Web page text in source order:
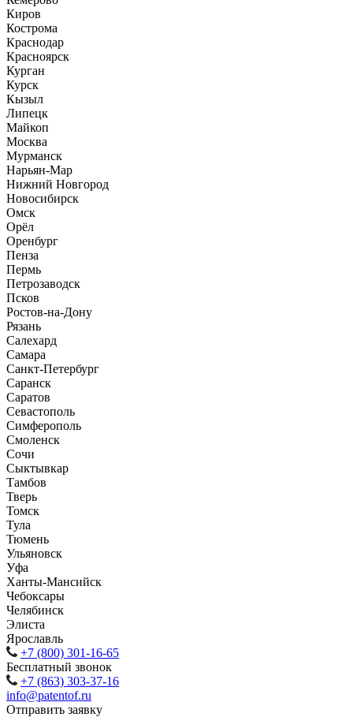
Киров
Кострома
Краснодар
Красноярск
Курган
Курск
Кызыл
Липецк
Майкоп
Москва
Мурманск
Нарьян-Мар
Нижний Новгород
Новосибирск
Омск
Орёл
Оренбург
Пенза
Пермь
Петрозаводск
Псков
Ростов-на-Дону
Рязань
Салехард
Самара
Санкт-Петербург
Саранск
Саратов
Севастополь
Симферополь
Смоленск
Сочи
Сыктывкар
Тамбов
Тверь
Томск
Тула
Тюмень
Ульяновск
Уфа
Ханты-Мансийск
Чебоксары
Челябинск
Элиста
Ярославль
+7 (800) 301-16-65
Бесплатный звонок
+7 (863) 303-37-16
info@patentof.ru
Отправить заявку